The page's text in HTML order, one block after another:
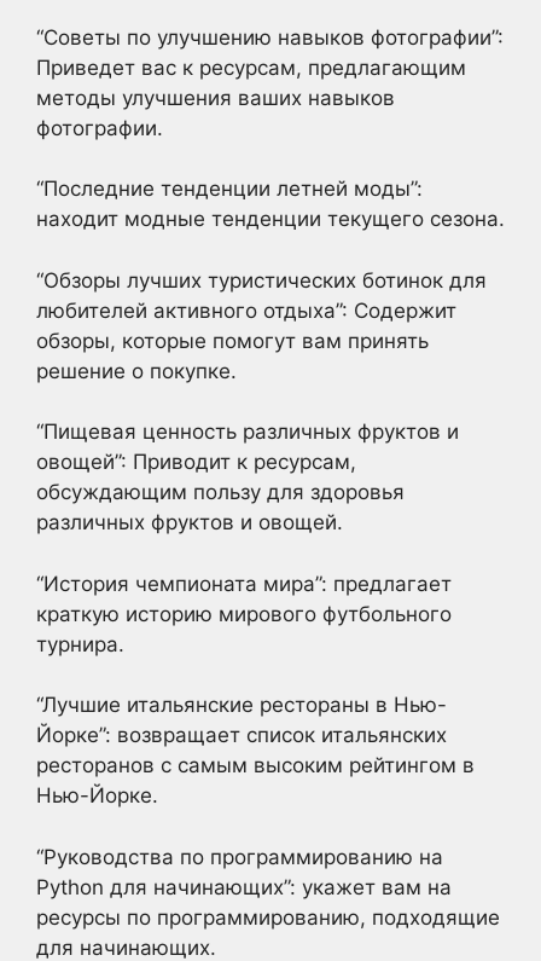
“Советы по улучшению навыков фотографии”:
Приведет вас к ресурсам, предлагающим
методы улучшения ваших навыков
фотографии.
“Последние тенденции летней моды”:
находит модные тенденции текущего сезона.
“Обзоры лучших туристических ботинок для
любителей активного отдыха”: Содержит
обзоры, которые помогут вам принять
решение о покупке.
“Пищевая ценность различных фруктов и
овощей”: Приводит к ресурсам,
обсуждающим пользу для здоровья
различных фруктов и овощей.
“История чемпионата мира”: предлагает
краткую историю мирового футбольного
турнира.
“Лучшие итальянские рестораны в Нью-
Йорке”: возвращает список итальянских
ресторанов с самым высоким рейтингом в
Нью-Йорке.
“Руководства по программированию на
Python для начинающих”: укажет вам на
ресурсы по программированию, подходящие
для начинающих.